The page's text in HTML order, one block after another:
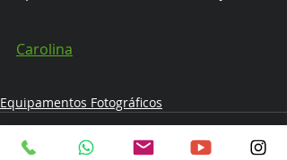
Carolina
Equipamentos Fotográficos